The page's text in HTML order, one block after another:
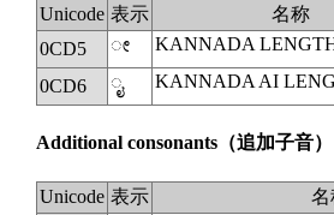
Unicode 表示
名称
0CD5
ೕ KANNADA
0CD6 ೖ KANNADA AI
Additional consonants （追加子音）
Unicode 表示
名